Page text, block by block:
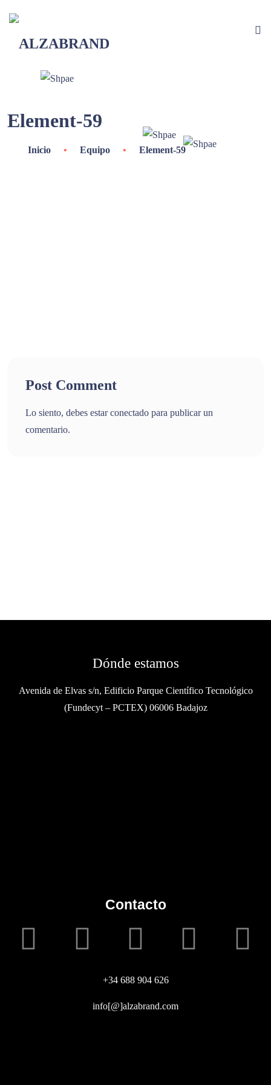
Element-59
Inicio • Equipo • Element-59
Post Comment
Lo siento, debes estarconectado para publicar un
comentario.
Dónde estamos
Avenida de Elvas s/n, Edificio Parque Científico Tecnológico
(Fundecyt – PCTEX) 06006 Badajoz
Contacto
+34 688 904 626
info[@]alzabrand.com